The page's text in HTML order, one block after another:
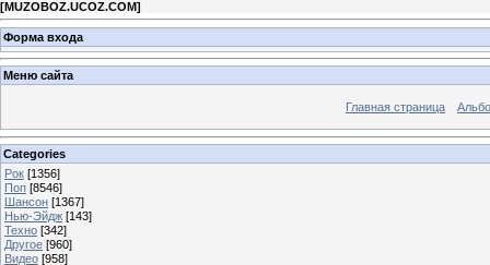
[MUZOBOZ.UCOZ.COM]
Форма входа
Меню сайта
Главная страница
Categories
Рок [1356]
Поп [8546]
Шансон [1367]
Нью-Эйдж [143]
Техно [342]
Другое [960]
Видео [958]